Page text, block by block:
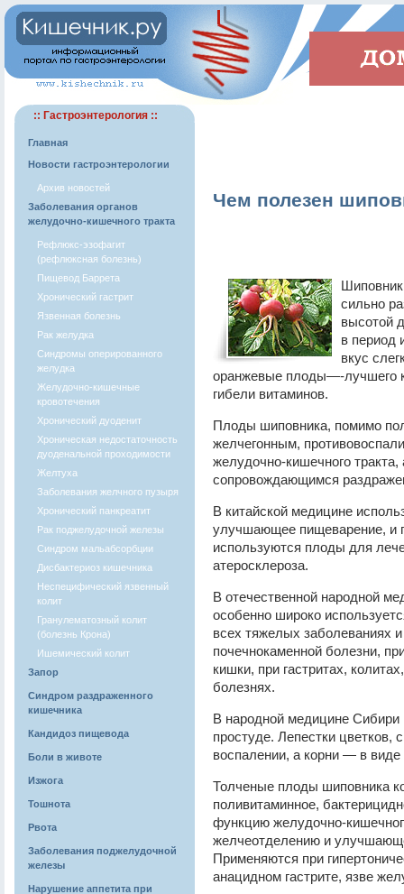
:: Гастроэнтерология ::
Главная
Новости гастроэнтерологии
Архив новостей
Заболевания органов
желудочно-кишечного тракта
Рефлюкс-эзофагит
(рефлюксная болезнь)
Пищевод Баррета
Хронический гастрит
Язвенная болезнь
Рак желудка
Синдромы оперированного
желудка
Желудочно-кишечные
кровотечения
Хронический дуоденит
Хроническая недостаточность
дуоденальной проходимости
Желтуха
Заболевания желчного пузыря
Хронический панкреатит
Рак поджелудочной железы
Синдром мальабсорбции
Дисбактериоз кишечника
Неспецифический язвенный
колит
Гранулематозный колит
(болезнь Крона)
Ишемический колит
Запор
Синдром раздраженного
кишечника
Кандидоз пищевода
Боли в животе
Изжога
Тошнота
Рвота
Заболевания поджелудочной
железы
Нарушение аппетита при
Чем полезен
сильно
высотой
в период
вкус
оранжевые плоды—-лучшего
гибели витаминов.
Плоды шиповника, помимо
желчегонным,
желудочно-кишечного
сопровождающимся
В китайской медицине
улучшающее пищеварение, и
используются плоды для
атеросклероза.
В отечественной народной
особенно широко
всех тяжелых заболеваниях
почечнокаменной болезни,
кишки, при гастритах,
болезнях.
В народной медицине
простуде. Лепестки
воспалении, а корни — в
Толченые плоды шиповника
поливитаминное,
функцию желудочно-
желчеотделению и
Применяются при
анацидном гастрите, язве